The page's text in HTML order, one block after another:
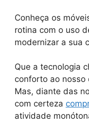
Conheça os
rotina com o uso
modernizar a sua
Que a tecnologia
conforto ao nosso
Mas, diante das
com certeza
atividade